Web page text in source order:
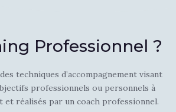
Professionnel ?
techniques d’accompagnement visant
professionnels ou personnels à
et réalisés par un coach professionnel.